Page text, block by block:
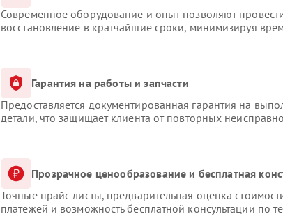
Современное оборудование и опыт позволяют
восстановление в кратчайшие сроки, минимизируя
Гарантия на работы и запчасти
Предоставляется документированная гарантия на
детали, что защищает клиента от повторных
Прозрачное ценообразование и бесплатная
Точные прайс-листы, предварительная оценка
платежей и возможность бесплатной консультации по